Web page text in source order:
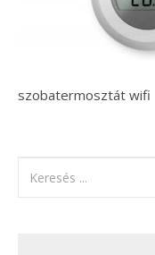
szobatermosztát wifi